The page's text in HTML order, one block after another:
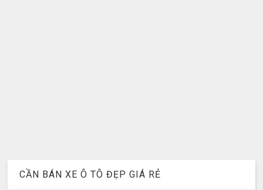
CẦN BÁN XE Ô TÔ ĐẸP GIÁ RẺ